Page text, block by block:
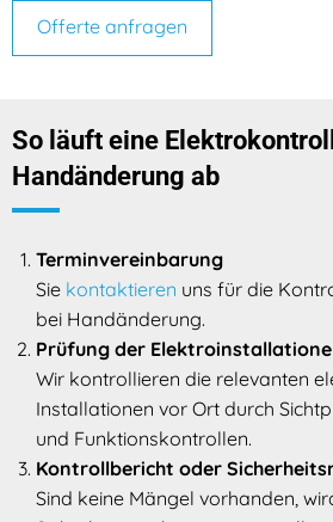
Offerte anfragen
So läuft eine
Handänderung ab
Terminvereinbarung
Sie kontaktieren uns für die
bei Handänderung.
Prüfung der
Wir kontrollieren die relevanten
Installationen vor Ort durch
und Funktionskontrollen.
Kontrollbericht oder
Sind keine Mängel vorhanden,